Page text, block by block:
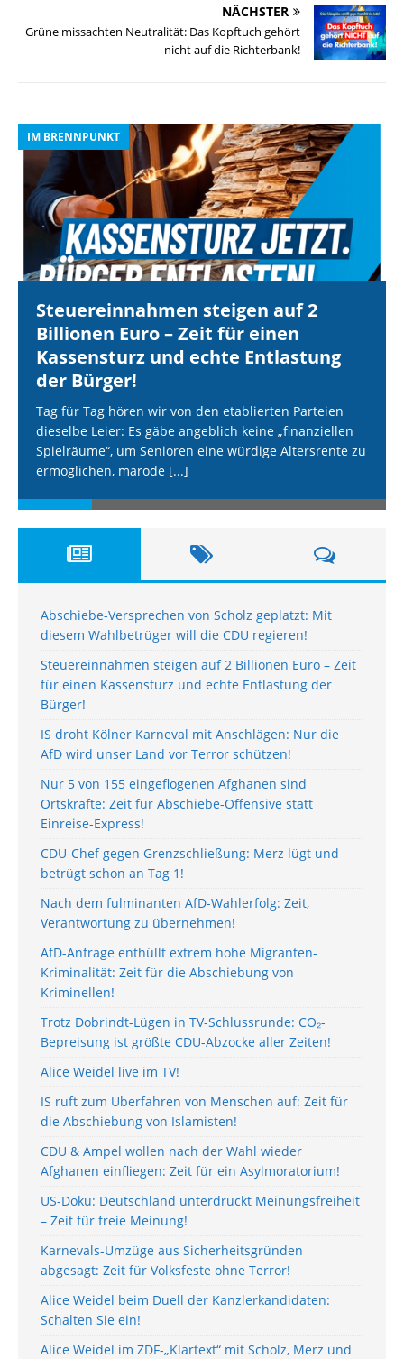
NÄCHSTER
Grüne missachten Neutralität: Das Kopftuch gehört
nicht auf die Richterbank!
IM BRENNPUNKT
Steuereinnahmen steigen auf 2
Billionen Euro – Zeit für einen
Kassensturz und echte Entlastung
der Bürger!
Tag für Tag hören wir von den etablierten Parteien
dieselbe Leier: Es gäbe angeblich keine „finanziellen
Spielräume“, um Senioren eine würdige Altersrente zu
ermöglichen, marode [...]
Abschiebe-Versprechen von Scholz geplatzt: Mit
diesem Wahlbetrüger will die CDU regieren!
Steuereinnahmen steigen auf 2 Billionen Euro – Zeit
für einen Kassensturz und echte Entlastung der
Bürger!
IS droht Kölner Karneval mit Anschlägen: Nur die
AfD wird unser Land vor Terror schützen!
Nur 5 von 155 eingeflogenen Afghanen sind
Ortskräfte: Zeit für Abschiebe-Offensive statt
Einreise-Express!
CDU-Chef gegen Grenzschließung: Merz lügt und
betrügt schon an Tag 1!
Nach dem fulminanten AfD-Wahlerfolg: Zeit,
Verantwortung zu übernehmen!
AfD-Anfrage enthüllt extrem hohe Migranten-
Kriminalität: Zeit für die Abschiebung von
Kriminellen!
Trotz Dobrindt-Lügen in TV-Schlussrunde: CO₂-
Bepreisung ist größte CDU-Abzocke aller Zeiten!
Alice Weidel live im TV!
IS ruft zum Überfahren von Menschen auf: Zeit für
die Abschiebung von Islamisten!
CDU & Ampel wollen nach der Wahl wieder
Afghanen einfliegen: Zeit für ein Asylmoratorium!
US-Doku: Deutschland unterdrückt Meinungsfreiheit
– Zeit für freie Meinung!
Karnevals-Umzüge aus Sicherheitsgründen
abgesagt: Zeit für Volksfeste ohne Terror!
Alice Weidel beim Duell der Kanzlerkandidaten:
Schalten Sie ein!
Alice Weidel im ZDF-„Klartext“ mit Scholz, Merz und